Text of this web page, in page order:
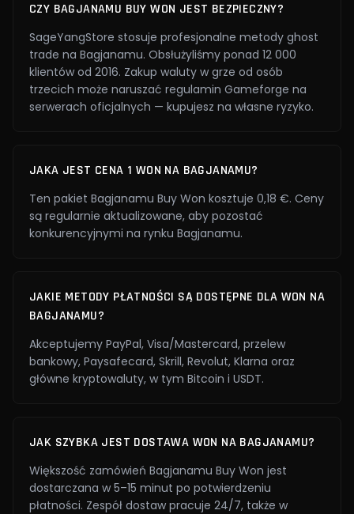
CZY BAGJANAMU BUY WON JEST BEZPIECZNY?
SageYangStore stosuje profesjonalne metody ghost
trade na Bagjanamu. Obsłużyliśmy ponad 12 000
klientów od 2016. Zakup waluty w grze od osób
trzecich może naruszać regulamin Gameforge na
serwerach oficjalnych — kupujesz na własne ryzyko.
JAKA JEST CENA 1 WON NA BAGJANAMU?
Ten pakiet Bagjanamu Buy Won kosztuje 0,18 €. Ceny
są regularnie aktualizowane, aby pozostać
konkurencyjnymi na rynku Bagjanamu.
JAKIE METODY PŁATNOŚCI SĄ DOSTĘPNE DLA WON NA
BAGJANAMU?
Akceptujemy PayPal, Visa/Mastercard, przelew
bankowy, Paysafecard, Skrill, Revolut, Klarna oraz
główne kryptowaluty, w tym Bitcoin i USDT.
JAK SZYBKA JEST DOSTAWA WON NA BAGJANAMU?
Większość zamówień Bagjanamu Buy Won jest
dostarczana w 5–15 minut po potwierdzeniu
płatności. Zespół dostaw pracuje 24/7, także w